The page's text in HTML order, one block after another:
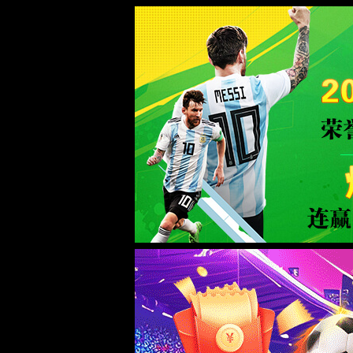
Milan米兰|中国有限公司-官方